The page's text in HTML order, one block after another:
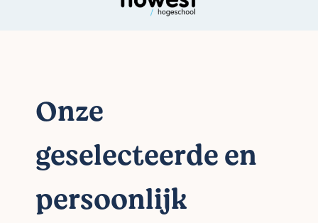
Onze
geselecteerde en
persoonlijk